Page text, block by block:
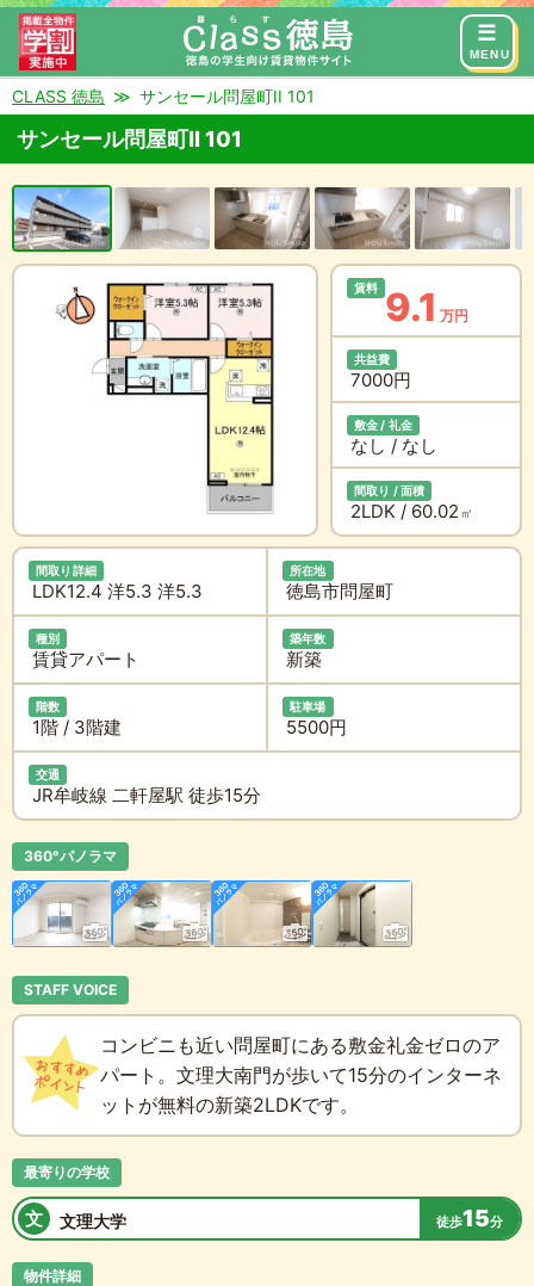
MENU
来店予約 お問い合わせ
CLASS 徳島 サンセール問屋町II 101
サンセール問屋町II 101
賃料 9.1 万円
共益費
7000円
敷金 / 礼金
なし / なし
間取り / 面積
2LDK / 60.02 ㎡
間取り詳細
LDK12.4 洋5.3 洋5.3
所在地
徳島市問屋町
種別
賃貸アパート
築年数
新築
階数
1階 / 3階建
駐車場
5500円
交通
JR牟岐線 二軒屋駅 徒歩15分
360°パノラマ
STAFF VOICE
コンビニも近い問屋町にある敷金礼金ゼロのア
パート。文理大南門が歩いて15分のインターネ
ットが無料の新築2LDKです。
最寄りの学校
文 文理大学 徒歩15分
物件詳細